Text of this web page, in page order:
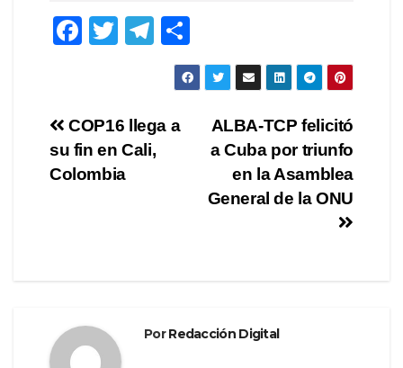
F
e
b
o
T
er
T
el
gr
a
o
m
ar
Navegación
de
ALBA-TCP felicitó
a Cuba por triunfo
en la Asamblea
General de la ONU
COP16 llega a
su fin en Cali,
Colombia
PorRedacción Digital